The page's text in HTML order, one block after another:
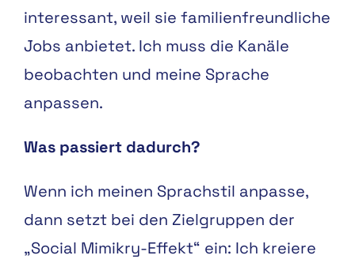
interessant, weil sie familienfreundliche
Jobs anbietet. Ich muss die Kanäle
beobachten und meine Sprache
anpassen.
Was passiert dadurch?
Wenn ich meinen Sprachstil anpasse,
dann setzt bei den Zielgruppen der
„Social Mimikry-Effekt“ ein: Ich kreiere